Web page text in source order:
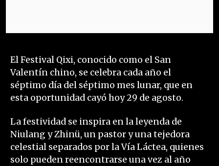
El Festival Qixi, conocido como el San
Valentín chino, se celebra cada año el
séptimo día del séptimo mes lunar, que en
esta oportunidad cayó hoy 29 de agosto.
La festividad se inspira en la leyenda de
Niulang y Zhinü, un pastor y una tejedora
celestial separados por la Vía Láctea, quienes
solo pueden reencontrarse una vez al año